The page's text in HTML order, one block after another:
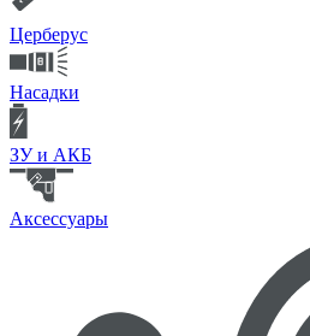
Церберус
Насадки
ЗУ и АКБ
Аксессуары